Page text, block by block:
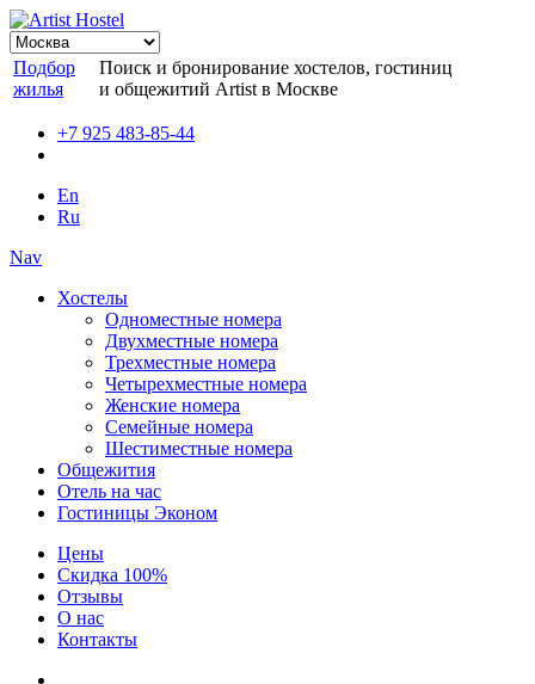
Подбор
жилья
Поиск и бронирование хостелов, гостиниц
и общежитий Artist в Москве
+7 925 483-85-44
En
Ru
Nav
Хостелы
Одноместные номера
Двухместные номера
Трехместные номера
Четырехместные номера
Женские номера
Семейные номера
Шестиместные номера
Общежития
Отель на час
Гостиницы Эконом
Цены
Скидка 100%
Отзывы
О нас
Контакты